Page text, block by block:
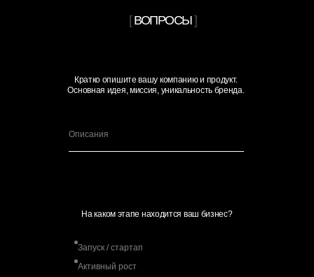
[ВОПРОСЫ]
Запуск / стартап
Активный рост
На каком этапе находится ваш бизнес?
Кратко опишите вашу компанию и продукт.
Основная идея, миссия, уникальность бренда.